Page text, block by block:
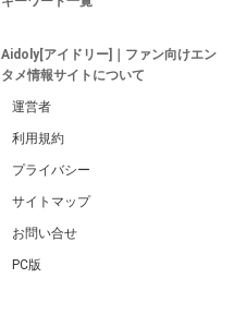
Aidoly[アイドリー]｜ファン向けエン
タメ情報サイトについて
運営者
利用規約
プライバシー
サイトマップ
お問い合せ
PC版